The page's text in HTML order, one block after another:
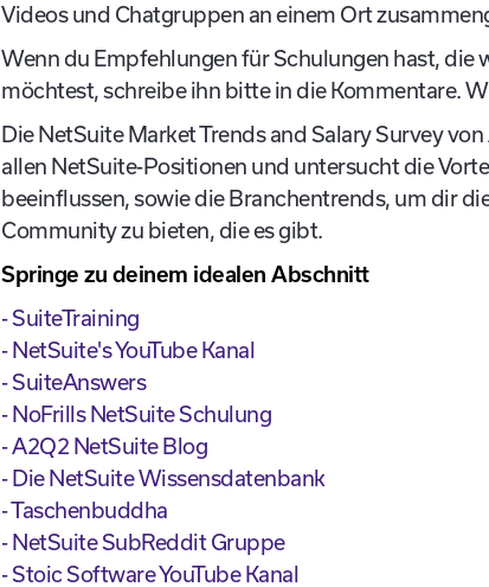
Videos und Chatgruppen an einem Ort
Wenn du Empfehlungen für Schulungen hast, die
möchtest, schreibe ihn bitte in die Kommentare.
Die NetSuite Market Trends and Salary Survey
allen NetSuite-Positionen und untersucht die
beeinflussen, sowie die Branchentrends, um dir
Community zu bieten, die es gibt.
Springe zu deinem idealen Abschnitt
- SuiteTraining
- NetSuite's YouTube Kanal
- SuiteAnswers
- NoFrills NetSuite Schulung
- A2Q2 NetSuite Blog
- Die NetSuite Wissensdatenbank
- Taschenbuddha
- NetSuite SubReddit Gruppe
- Stoic Software YouTube Kanal